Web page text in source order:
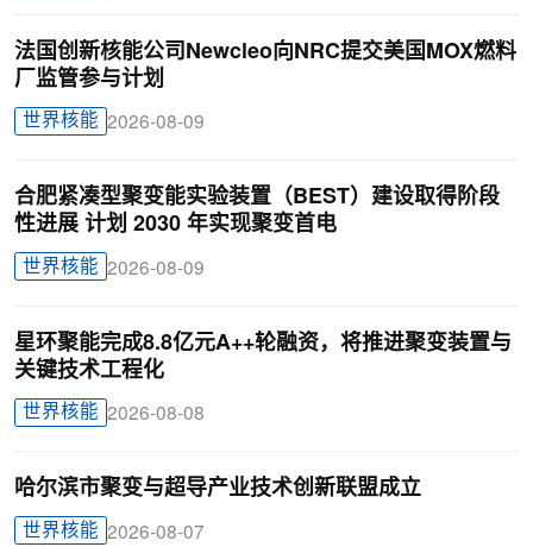
法国创新核能公司Newcleo向NRC提交美国MOX燃料
厂监管参与计划
世界核能 2026-08-09
合肥紧凑型聚变能实验装置（BEST）建设取得阶段
性进展 计划 2030 年实现聚变首电
世界核能 2026-08-09
星环聚能完成8.8亿元A++轮融资，将推进聚变装置与
关键技术工程化
世界核能 2026-08-08
哈尔滨市聚变与超导产业技术创新联盟成立
世界核能 2026-08-07